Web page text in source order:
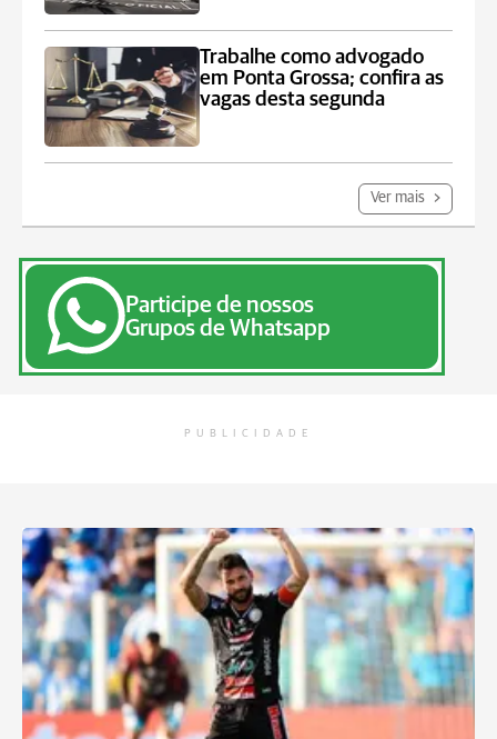
Trabalhe como advogado
em Ponta Grossa; confira as
vagas desta segunda
Ver mais
Participe de nossos
Grupos de Whatsapp
PUBLICIDADE